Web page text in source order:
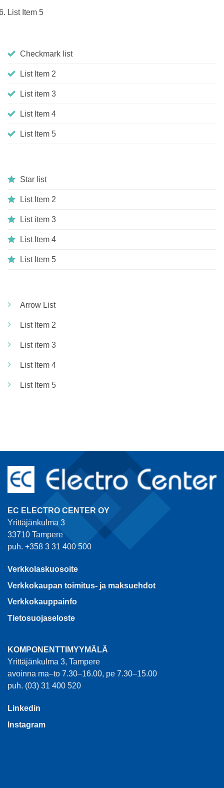
List Item 5
Checkmark list
List Item 2
List item 3
List Item 4
List Item 5
Star list
List Item 2
List item 3
List Item 4
List Item 5
Arrow List
List Item 2
List item 3
List Item 4
List Item 5
EC ELECTRO CENTER OY
Yrittäjänkulma 3
33710 Tampere
puh. +358 3 31 400 500
Verkkolaskuosoite
Verkkokaupan toimitus- ja maksuehdot
Verkkokauppainfo
Tietosuojaseloste
KOMPONENTTIMYYMÄLÄ
Yrittäjänkulma 3, Tampere
avoinna ma–to 7.30–16.00, pe 7.30–15.00
puh. (03) 31 400 520
Linkedin
Instagram